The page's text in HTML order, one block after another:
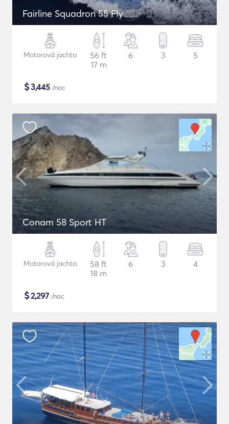
Fairline Squadron 55 Fly
Motorová jachta
56 ft
17 m
6 3 5
$3,445 /noc
Conam 58 Sport HT
Motorová jachta
58 ft
18 m
6 3 4
$2,297 /noc